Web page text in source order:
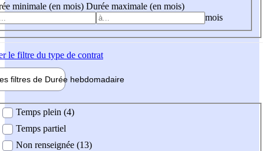
minimale (en mois) Durée maximale (en mois)
mois
le filtre du type de contrat
filtres de Durée hebdomadaire
Temps plein (4)
Temps partiel
Non renseignée (13)